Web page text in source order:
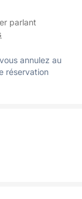
parlant
annulez au
réservation